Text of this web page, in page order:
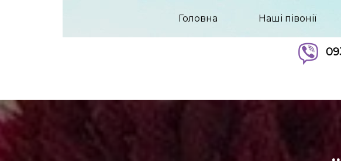
Головна Наші півонії